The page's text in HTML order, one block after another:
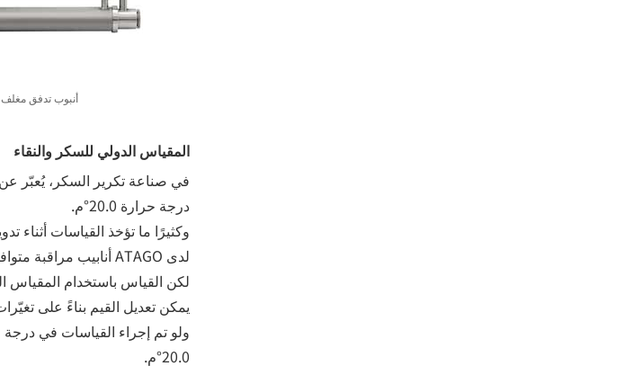
أنبوب تدفق مغلف
المقياس الدولي للسكر والنقاء
درجة حرارة 20.0°م.
لدى ATAGO أنابيب مراقبة متوافقة مع هذه الطريقة.
20.0°م.